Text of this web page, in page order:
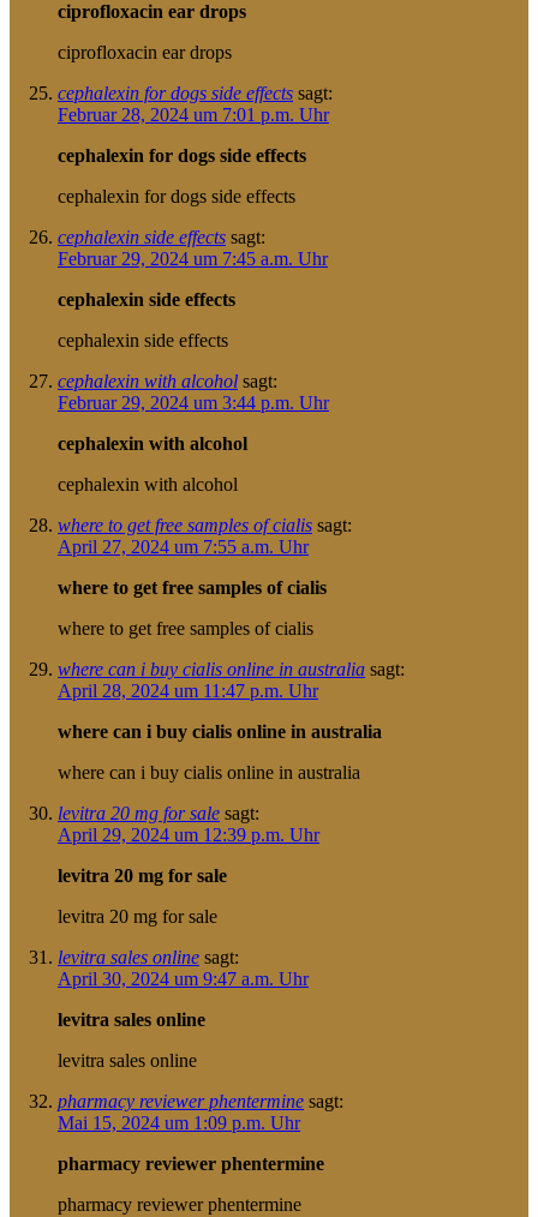
ciprofloxacin ear drops
ciprofloxacin ear drops
cephalexin for dogs side effects sagt:
Februar 28, 2024 um 7:01 p.m. Uhr
cephalexin for dogs side effects
cephalexin for dogs side effects
cephalexin side effects sagt:
Februar 29, 2024 um 7:45 a.m. Uhr
cephalexin side effects
cephalexin side effects
cephalexin with alcohol sagt:
Februar 29, 2024 um 3:44 p.m. Uhr
cephalexin with alcohol
cephalexin with alcohol
where to get free samples of cialis sagt:
April 27, 2024 um 7:55 a.m. Uhr
where to get free samples of cialis
where to get free samples of cialis
where can i buy cialis online in australia sagt:
April 28, 2024 um 11:47 p.m. Uhr
where can i buy cialis online in australia
where can i buy cialis online in australia
levitra 20 mg for sale sagt:
April 29, 2024 um 12:39 p.m. Uhr
levitra 20 mg for sale
levitra 20 mg for sale
levitra sales online sagt:
April 30, 2024 um 9:47 a.m. Uhr
levitra sales online
levitra sales online
pharmacy reviewer phentermine sagt:
Mai 15, 2024 um 1:09 p.m. Uhr
pharmacy reviewer phentermine
pharmacy reviewer phentermine